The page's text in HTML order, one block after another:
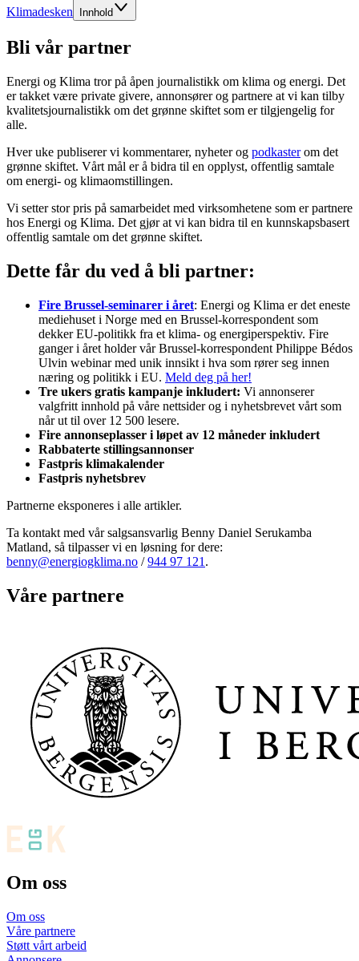
Klimadesken Innhold
Bli vår partner
Energi og Klima tror på åpen journalistikk om klima og energi. Det
er takket være private givere, annonsører og partnere at vi kan tilby
kvalitetsjournalistikk om det grønne skiftet som er tilgjengelig for
alle.
Hver uke publiserer vi kommentarer, nyheter og podkasterom det
grønne skiftet. Vårt mål er å bidra til en opplyst, offentlig samtale
om energi- og klimaomstillingen.
Vi setter stor pris på samarbeidet med virksomhetene som er partnere
hos Energi og Klima. Det gjør at vi kan bidra til en kunnskapsbasert
offentlig samtale om det grønne skiftet.
Dette får du ved å bli partner:
Fire Brussel-seminarer i året: Energi og Klima er det eneste
mediehuset i Norge med en Brussel-korrespondent som
dekker EU-politikk fra et klima- og energiperspektiv. Fire
ganger i året holder vår Brussel-korrespondent Philippe Bédos
Ulvin webinar med unik innsikt i hva som rører seg innen
næring og politikk i EU. Meld deg på her!
Tre ukers gratis kampanje inkludert: Vi annonserer
valgfritt innhold på våre nettsider og i nyhetsbrevet vårt som
når ut til over 12 500 lesere.
Fire annonseplasser i løpet av 12 måneder inkludert
Rabbaterte stillingsannonser
Fastpris klimakalender
Fastpris nyhetsbrev
Partnerne eksponeres i alle artikler.
Ta kontakt med vår salgsansvarlig Benny Daniel Serukamba
Matland, så tilpasser vi en løsning for dere:
benny@energiogklima.no /944 97 121 .
Våre partnere
Om oss
Om oss
Våre partnere
Støtt vårt arbeid